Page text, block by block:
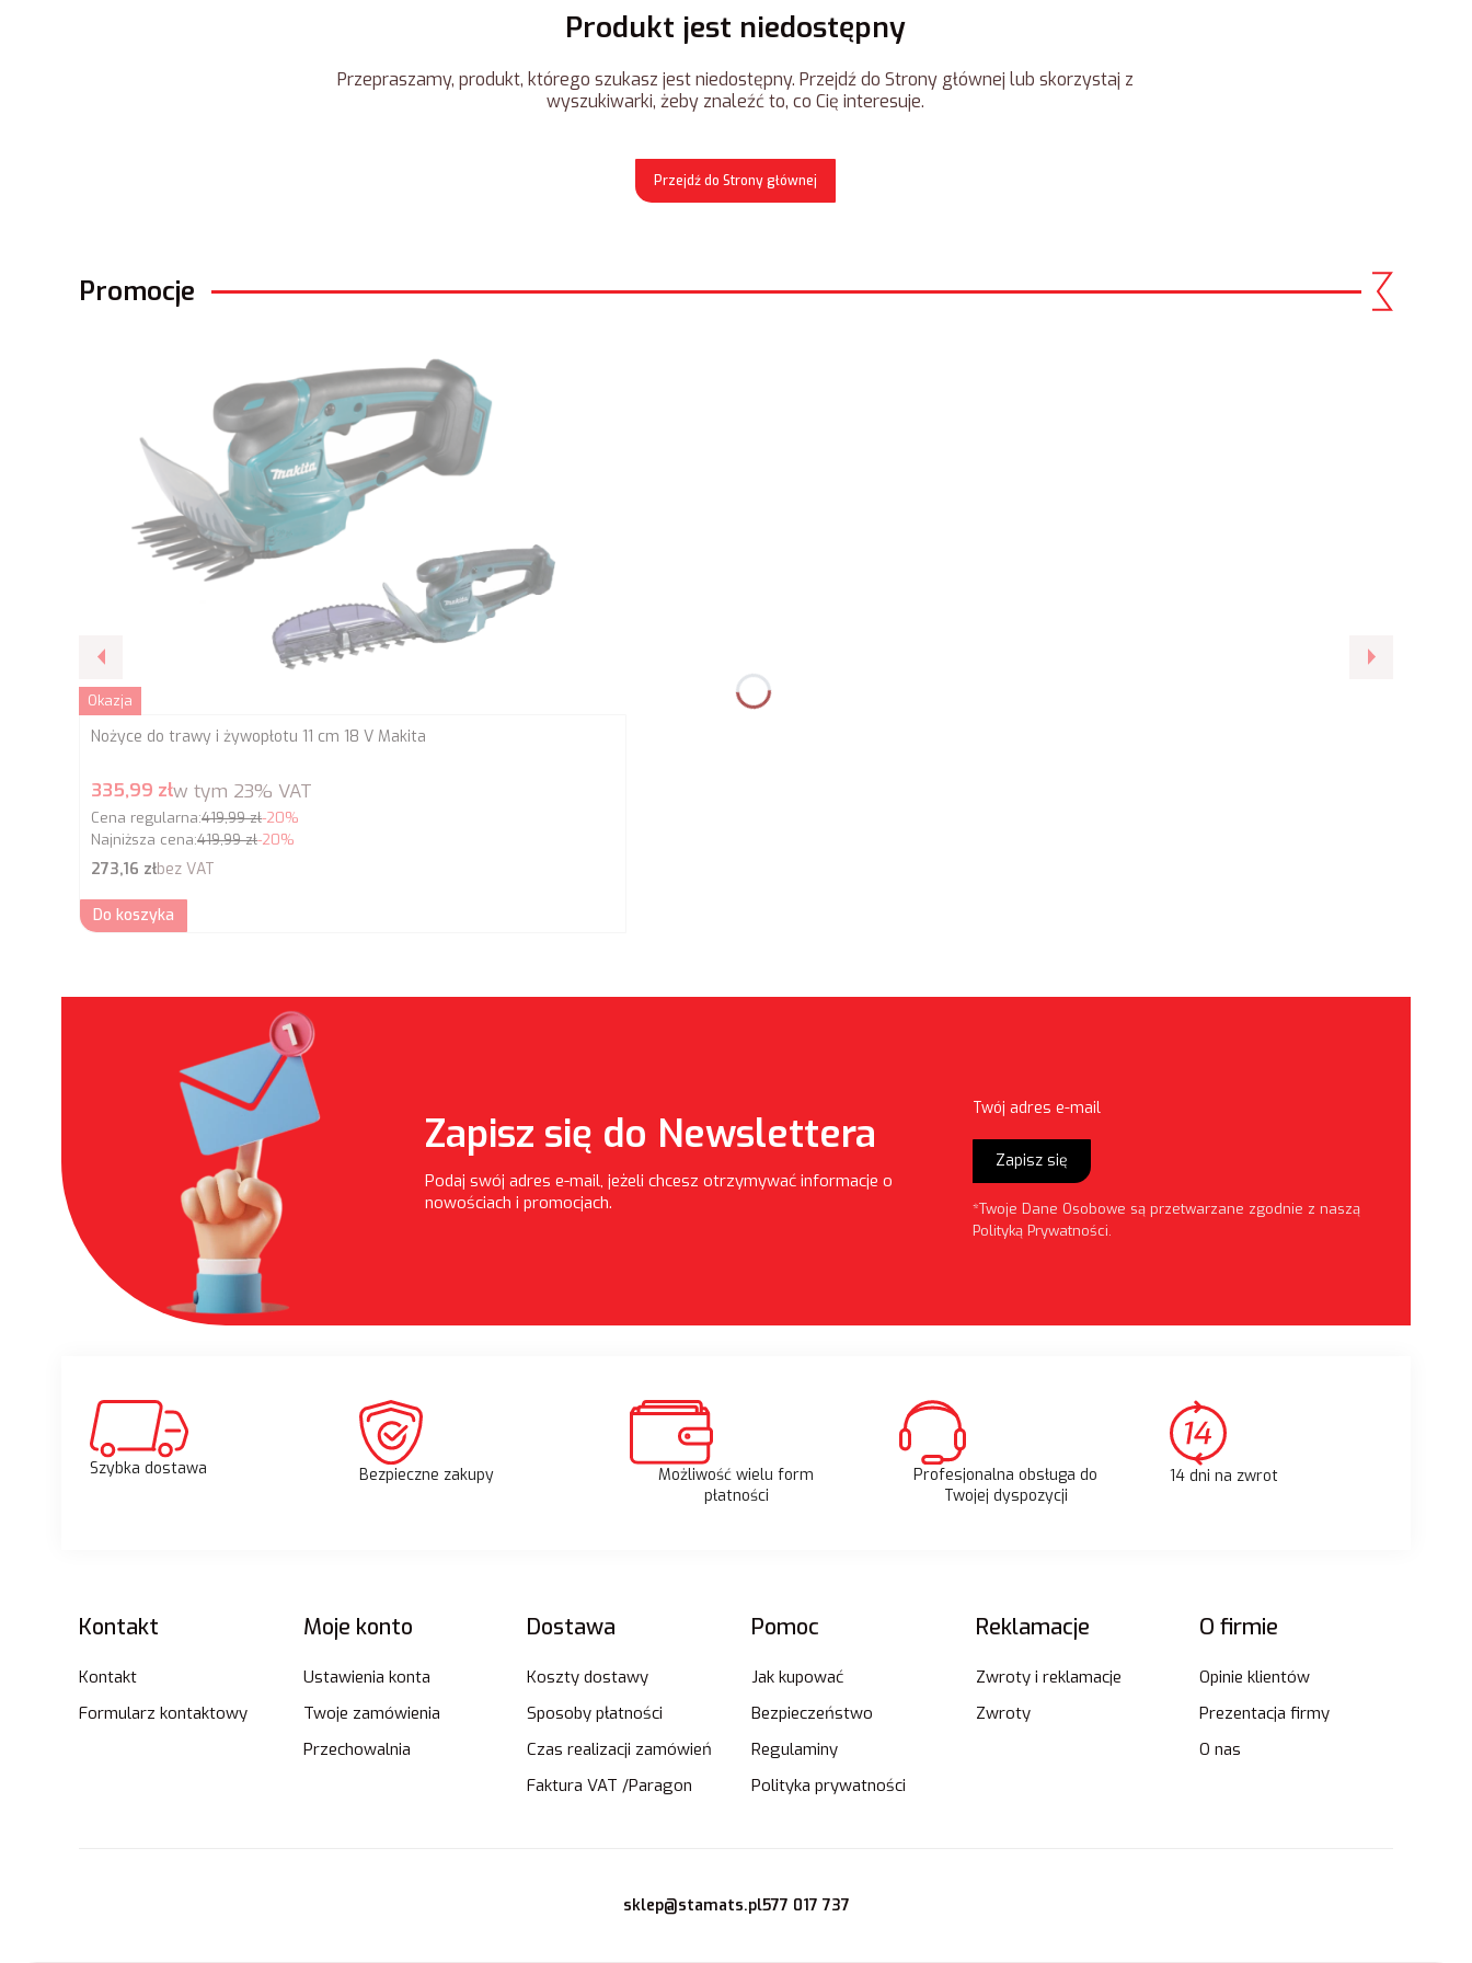
Produkt jest niedostępny
Przepraszamy, produkt, którego szukasz jest niedostępny. Przejdź do Strony głównej lub skorzystaj z
wyszukiwarki, żeby znaleźć to, co Cię interesuje.
Przejdź do Strony głównej
Promocje
Okazja
Nożyce do trawy i żywopłotu 11 cm 18 V Makita
Cena promocyjna brutto
335,99 złw tym 23% VAT
Cena regularna:419,99 zł-20%
Najniższa cena:419,99 zł-20%
Cena netto
273,16 złbez VAT
Do koszyka
Zapisz się do Newslettera
Podaj swój adres e-mail, jeżeli chcesz otrzymywać informacje o
nowościach i promocjach.
Twój adres e-mail
Zapisz się
*Twoje Dane Osobowe są przetwarzane zgodnie z naszą
Polityką Prywatności.
Szybka dostawa Bezpieczne zakupy
Możliwość wielu form
płatności
Profesjonalna obsługa do
Twojej dyspozycji
14 dni na zwrot
Linki w stopce
Kontakt
Kontakt
Formularz kontaktowy
Moje konto
Ustawienia konta
Twoje zamówienia
Przechowalnia
Dostawa
Koszty dostawy
Sposoby płatności
Czas realizacji zamówień
Faktura VAT /Paragon
Pomoc
Jak kupować
Bezpieczeństwo
Regulaminy
Polityka prywatności
Reklamacje
Zwroty i reklamacje
Zwroty
O firmie
Opinie klientów
Prezentacja firmy
O nas
sklep@stamats.pl577 017 737